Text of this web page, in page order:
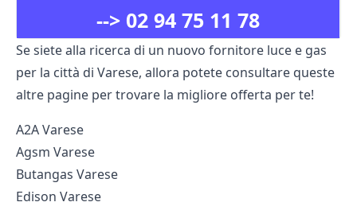
--> 02 94 75 11 78
Se siete alla ricerca di un nuovo fornitore luce e gas
per la città di Varese, allora potete consultare queste
altre pagine per trovare la migliore offerta per te!
A2A Varese
Agsm Varese
Butangas Varese
Edison Varese